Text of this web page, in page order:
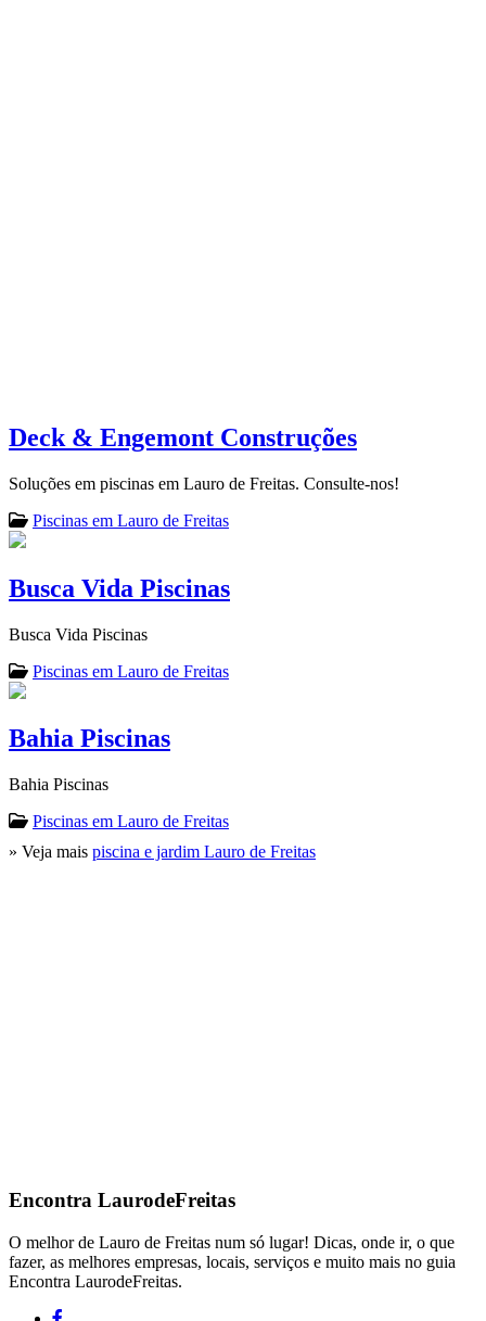
Deck & Engemont Construções
Soluções em piscinas em Lauro de Freitas. Consulte-nos!
Piscinas em Lauro de Freitas
Busca Vida Piscinas
Busca Vida Piscinas
Piscinas em Lauro de Freitas
Bahia Piscinas
Bahia Piscinas
Piscinas em Lauro de Freitas
» Veja mais piscina e jardim Lauro de Freitas
Encontra LaurodeFreitas
O melhor de Lauro de Freitas num só lugar! Dicas, onde ir, o que
fazer, as melhores empresas, locais, serviços e muito mais no guia
Encontra LaurodeFreitas.